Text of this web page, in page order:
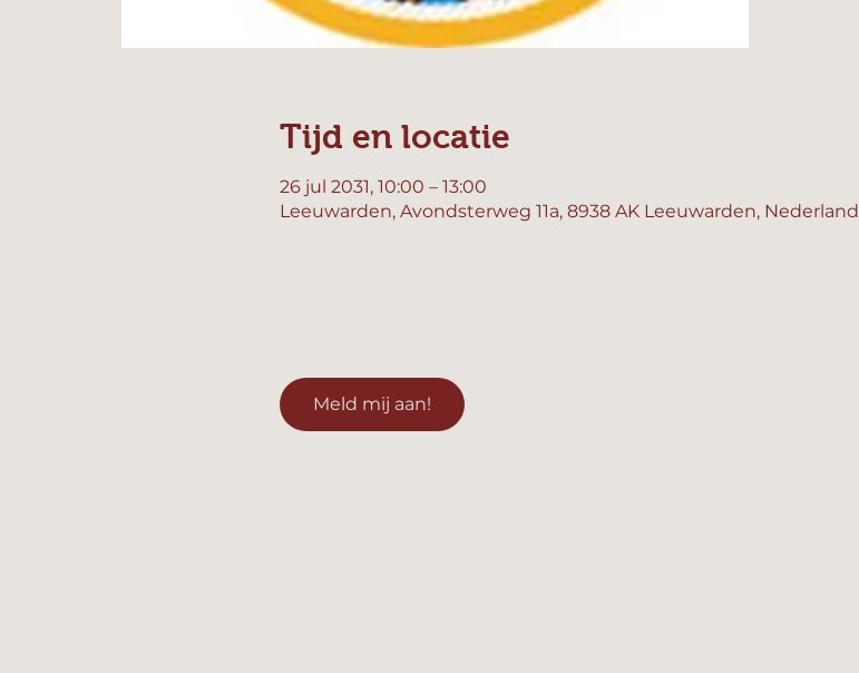
Tijd en locatie
26 jul 2031, 10:00 – 13:00
Leeuwarden, Avondsterweg 11a, 8938 AK Leeuwarden, Nederland
Meld mij aan!